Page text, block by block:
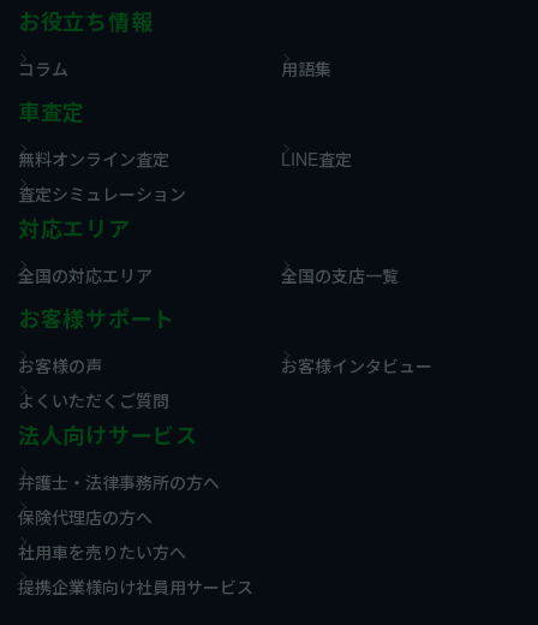
お役立ち情報
コラム 用語集
車査定
無料オンライン査定
LINE査定
査定シミュレーション
対応エリア
全国の対応エリア 全国の支店一覧
お客様サポート
お客様の声
お客様インタビュー
よくいただくご質問
法人向けサービス
弁護士・法律事務所の方へ
保険代理店の方へ
社用車を売りたい方へ
提携企業様向け社員用サービス